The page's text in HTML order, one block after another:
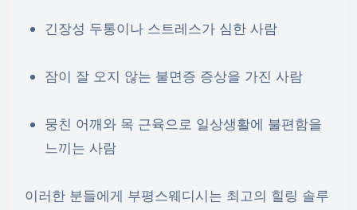
긴장성 두통이나 스트레스가 심한 사람
잠이 잘 오지 않는 불면증 증상을 가진 사람
뭉친 어깨와 목 근육으로 일상생활에 불편함을
느끼는 사람
이러한 분들에게 부평스웨디시는 최고의 힐링 솔루